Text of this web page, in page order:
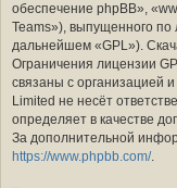
обеспечение phpBB»,
Teams»), выпущенного по
дальнейшем «GPL»).
Ограничения лицензии
связаны с организацией
Limited не несёт
определяет в качестве
За дополнительной
https://www.phpbb.com/.